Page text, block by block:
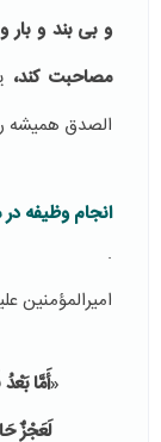
و بی بند و
مصاحبت کند،
الصدق همیشه
انجام وظیفه
.
امیرالمؤمنین
«أَمَّا
لَعَجْزٌ